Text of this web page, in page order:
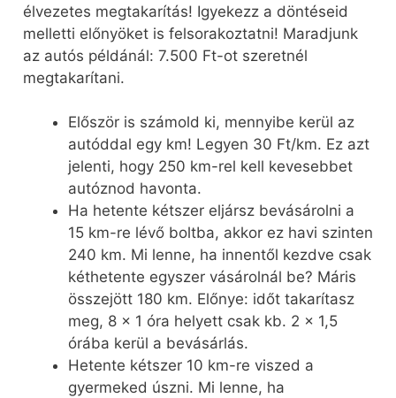
élvezetes megtakarítás! Igyekezz a döntéseid
melletti előnyöket is felsorakoztatni! Maradjunk
az autós példánál: 7.500 Ft-ot szeretnél
megtakarítani.
Először is számold ki, mennyibe kerül az
autóddal egy km! Legyen 30 Ft/km. Ez azt
jelenti, hogy 250 km-rel kell kevesebbet
autóznod havonta.
Ha hetente kétszer eljársz bevásárolni a
15 km-re lévő boltba, akkor ez havi szinten
240 km. Mi lenne, ha innentől kezdve csak
kéthetente egyszer vásárolnál be? Máris
összejött 180 km. Előnye: időt takarítasz
meg, 8 x 1 óra helyett csak kb. 2 x 1,5
órába kerül a bevásárlás.
Hetente kétszer 10 km-re viszed a
gyermeked úszni. Mi lenne, ha